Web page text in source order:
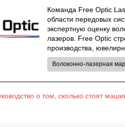
Команда Free Optic
области передовых
экспертную оценку
лазеров. Free Optic
производства,
Волоконно-лазерная
о том, сколько стоят